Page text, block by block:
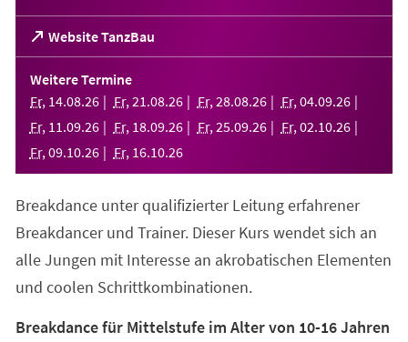
Website TanzBau
(Öffnet
in
einem
neuen
Tab)
Weitere Termine
Fr, 14.08.26 Fr, 21 .08.26 Fr, 28.08.26 Fr, 04.09.26
Fr, 11 .09.26 Fr, 18.09.26 Fr, 25.09.26 Fr, 02.10.26
Fr, 09.10.26 Fr, 16.10.26
Breakdance unter qualifizierter Leitung erfahrener
Breakdancer und Trainer. Dieser Kurs wendet sich an
alle Jungen mit Interesse an akrobatischen Elementen
und coolen Schrittkombinationen.
Breakdance für Mittelstufe im Alter von 10-16 Jahren